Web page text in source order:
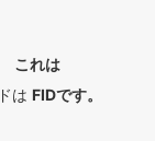
これは
は FIDです。